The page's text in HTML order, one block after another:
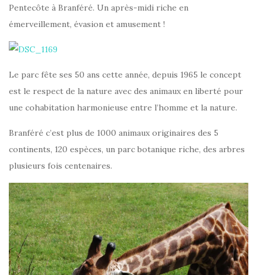
Pentecôte à Branféré. Un après-midi riche en
émerveillement, évasion et amusement !
Le parc fête ses 50 ans cette année, depuis 1965 le concept
est le respect de la nature avec des animaux en liberté pour
une cohabitation harmonieuse entre l’homme et la nature.
Branféré c’est plus de 1000 animaux originaires des 5
continents, 120 espèces, un parc botanique riche, des arbres
plusieurs fois centenaires.